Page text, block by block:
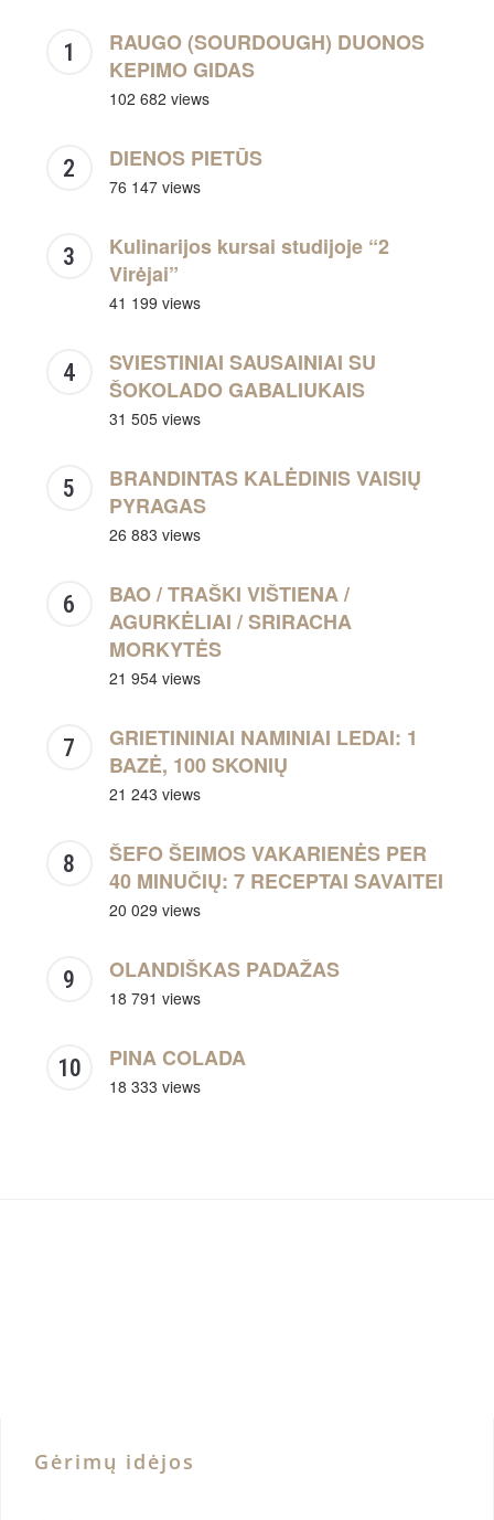
RAUGO (SOURDOUGH) DUONOS
KEPIMO GIDAS
102 682 views
DIENOS PIETŪS
76 147 views
Kulinarijos kursai studijoje “2
Virėjai”
41 199 views
SVIESTINIAI SAUSAINIAI SU
ŠOKOLADO GABALIUKAIS
31 505 views
BRANDINTAS KALĖDINIS VAISIŲ
PYRAGAS
26 883 views
BAO / TRAŠKI VIŠTIENA /
AGURKĖLIAI / SRIRACHA
MORKYTĖS
21 954 views
GRIETININIAI NAMINIAI LEDAI: 1
BAZĖ, 100 SKONIŲ
21 243 views
ŠEFO ŠEIMOS VAKARIENĖS PER
40 MINUČIŲ: 7 RECEPTAI SAVAITEI
20 029 views
OLANDIŠKAS PADAŽAS
18 791 views
PINA COLADA
18 333 views
Gėrimų idėjos